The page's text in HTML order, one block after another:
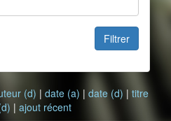
Filtrer
(d) | date (a) | date (d) | titre
| ajout récent